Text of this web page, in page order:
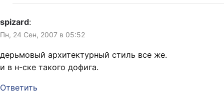
spizard:
Пн, 24 Сен, 2007 в 05:52
дерьмовый архитектурный стиль все же.
и в н-ске такого дофига.
Ответить